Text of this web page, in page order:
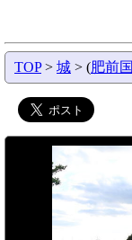
TOP> 城 > (肥前国